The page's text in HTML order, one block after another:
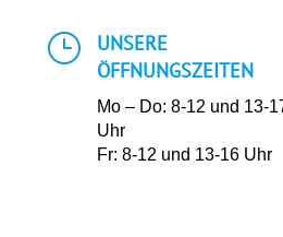
}
UNSERE
ÖFFNUNGSZEITEN
Mo – Do: 8-12 und 13-
Uhr
Fr: 8-12 und 13-16 Uhr